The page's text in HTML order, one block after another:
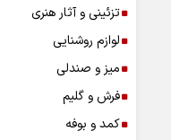
تزئینی و آثار هنری
لوازم روشنایی
میز و صندلی
فرش و گلیم
کمد و بوفه